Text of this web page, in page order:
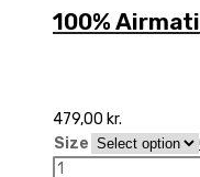
100%
479,00 kr.
Size
100%